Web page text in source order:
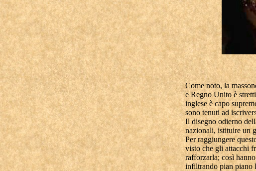
Come noto, la
e Regno Unito è
inglese è capo
sono tenuti ad
Il disegno odierno
nazionali, istituire un
Per raggiungere
visto che gli attacchi
rafforzarla; così
infiltrando pian piano